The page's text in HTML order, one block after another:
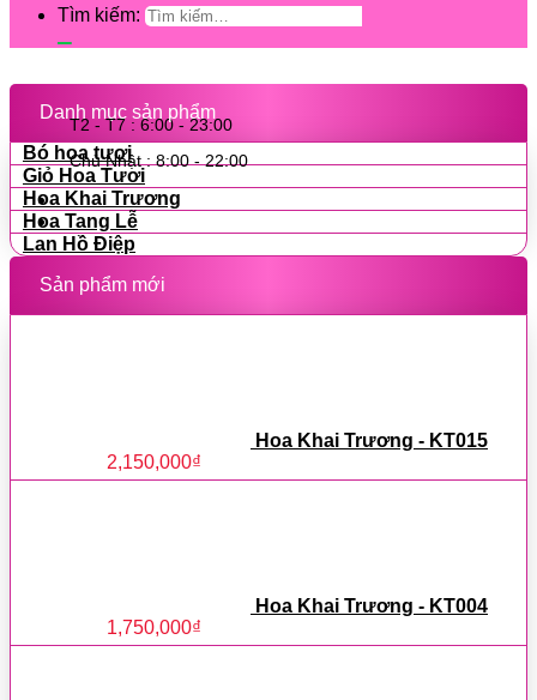
T2 - T7 : 6:00 - 23:00
Chủ Nhật : 8:00 - 22:00
Tìm kiếm:
Danh mục sản phẩm
Bó hoa tươi
Giỏ Hoa Tươi
Hoa Khai Trương
Hoa Tang Lễ
Lan Hồ Điệp
Sản phẩm mới
Hoa Khai Trương - KT015
2,150,000₫
Hoa Khai Trương - KT004
1,750,000₫